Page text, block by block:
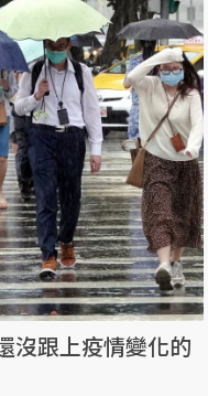
沒跟上疫情變化的